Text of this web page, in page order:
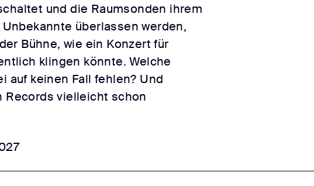
und die Raumsonden ihrem
überlassen werden,
Bühne, wie ein Konzert für
klingen könnte. Welche
auf keinen Fall fehlen? Und
Records vielleicht schon